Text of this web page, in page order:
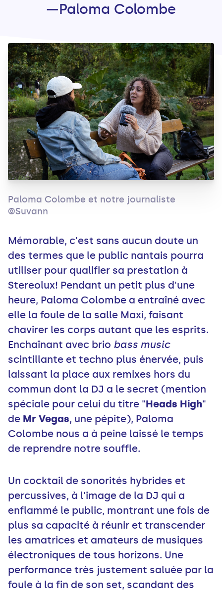
—Paloma Colombe
Paloma Colombe et notre journaliste
©Suvann
Mémorable, c'est sans aucun doute un
des termes que le public nantais pourra
utiliser pour qualifier sa prestation à
Stereolux! Pendant un petit plus d'une
heure, Paloma Colombe a entraîné avec
elle la foule de la salle Maxi, faisant
chavirer les corps autant que les esprits.
Enchaînant avec brio bass music
scintillante et techno plus énervée, puis
laissant la place aux remixes hors du
commun dont la DJ a le secret (mention
spéciale pour celui du titre "Heads High"
de Mr Vegas, une pépite), Paloma
Colombe nous a à peine laissé le temps
de reprendre notre souffle.
Un cocktail de sonorités hybrides et
percussives, à l'image de la DJ qui a
enflammé le public, montrant une fois de
plus sa capacité à réunir et transcender
les amatrices et amateurs de musiques
électroniques de tous horizons. Une
performance très justement saluée par la
foule à la fin de son set, scandant des